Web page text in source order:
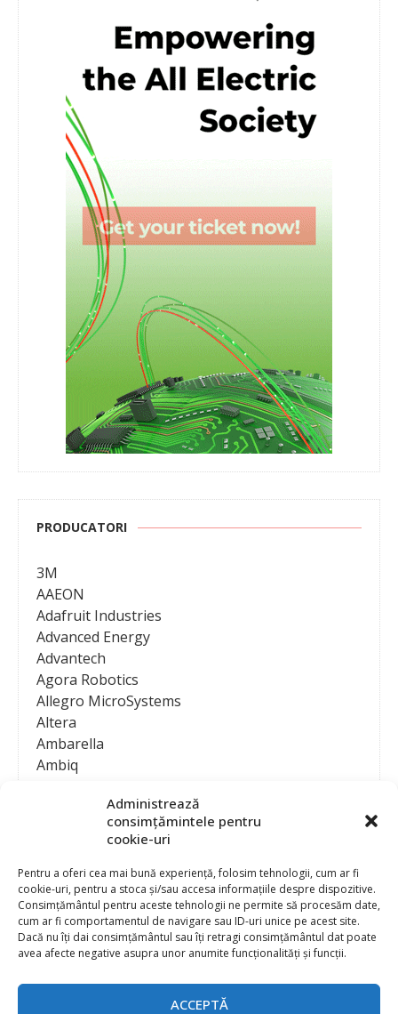
Administrează
consimțămintele pentru
cookie-uri
Pentru a oferi cea mai bună experiență, folosim tehnologii, cum ar fi
cookie-uri, pentru a stoca și/sau accesa informațiile despre dispozitive.
Consimțământul pentru aceste tehnologii ne permite să procesăm date,
cum ar fi comportamentul de navigare sau ID-uri unice pe acest site.
Dacă nu îți dai consimțământul sau îți retragi consimțământul dat poate
avea afecte negative asupra unor anumite funcționalități și funcții.
ACCEPTĂ
PRODUCATORI
3M
AAEON
Adafruit Industries
Advanced Energy
Advantech
Agora Robotics
Allegro MicroSystems
Altera
Ambarella
Ambiq
Analog Devices
Anritsu Corporation
Ansys
APS
Arduino
Arm
Asentics